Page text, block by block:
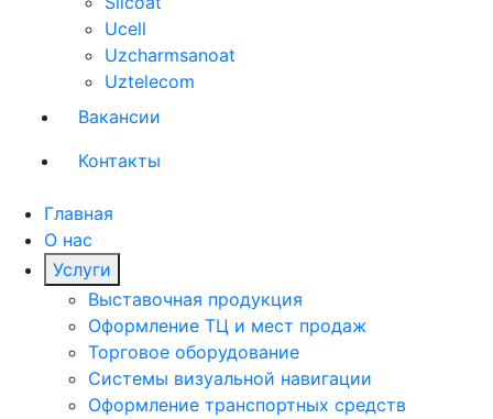
Ucell
Uzcharmsanoat
Uztelecom
Вакансии
Контакты
Главная
О нас
Услуги
Выставочная продукция
Оформление ТЦ и мест продаж
Торговое оборудование
Системы визуальной навигации
Оформление транспортных средств